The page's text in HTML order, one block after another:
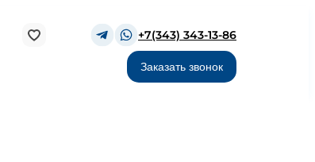
+7(343) 343-13-86
Заказать звонок